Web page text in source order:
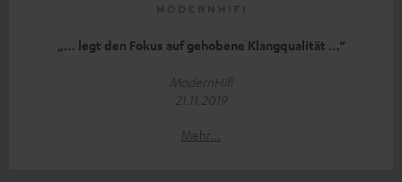
„… legt den Fokus auf gehobene Klangqualität …“
ModernHifi
21.11.2019
Mehr...